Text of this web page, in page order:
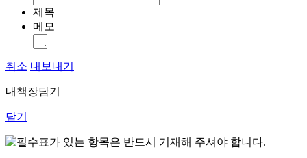
제목
메모
취소 내보내기
내책장담기
닫기
표가 있는 항목은 반드시 기재해 주셔야 합니다.